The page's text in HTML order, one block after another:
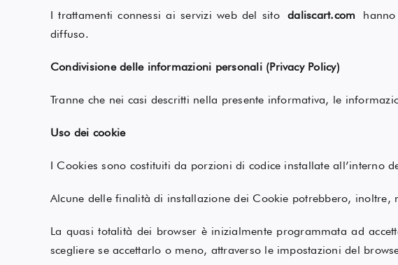
I trattamenti connessi ai servizi web del sitodaliscart.com hanno
diffuso.
Condivisione delle informazioni personali (Privacy Policy)
Tranne che nei casi descritti nella presente informativa, le
Uso dei cookie
I Cookies sono costituiti da porzioni di codice installate all’interno
Alcune delle finalità di installazione dei Cookie potrebbero, inoltre,
La quasi totalità dei browser è inizialmente programmata ad
scegliere se accettarlo o meno, attraverso le impostazioni del